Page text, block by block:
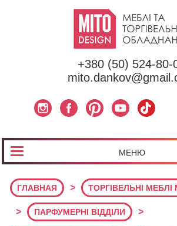
+380 (50) 524-80-
МЕНЮ
ГЛАВНАЯ > ТОРГІВЕЛЬНІ
> ПАРФУМЕРНІ ВІДДІЛИ >